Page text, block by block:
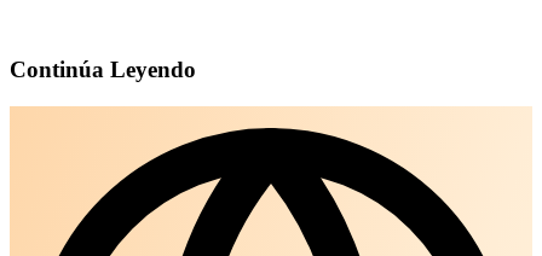
Continúa Leyendo